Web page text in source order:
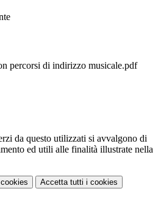
percorsi di indirizzo musicale.pdf
da questo utilizzati si avvalgono di
ed utili alle finalità illustrate nella
Accetta tutti i cookies